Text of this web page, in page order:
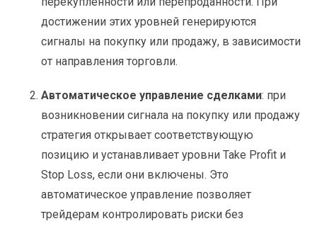
достижении этих уровней генерируются
сигналы на покупку или продажу, в зависимости
от направления торговли.
Автоматическое управление сделками: при
возникновении сигнала на покупку или продажу
стратегия открывает соответствующую
позицию и устанавливает уровни Take Profit и
Stop Loss, если они включены. Это
автоматическое управление позволяет
трейдерам контролировать риски без